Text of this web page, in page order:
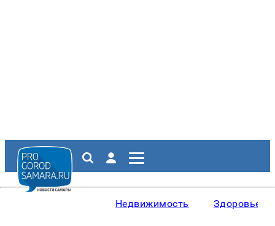
Недвижимость Здоровье